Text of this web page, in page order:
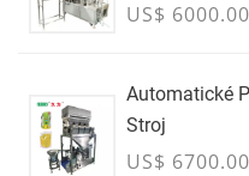
US$
Automatické
Stroj
US$